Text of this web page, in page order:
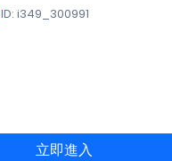
ID: i349_300991
立即進入